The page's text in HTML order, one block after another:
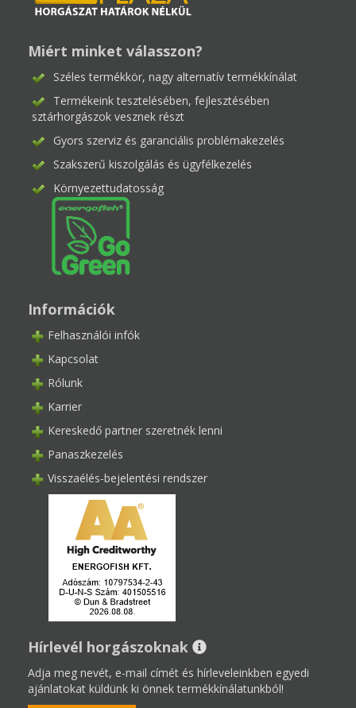
Miért minket válasszon?
Széles termékkör, nagy alternatív termékkínálat
Termékeink tesztelésében, fejlesztésében
sztárhorgászok vesznek részt
Gyors szerviz és garanciális problémakezelés
Szakszerű kiszolgálás és ügyfélkezelés
Környezettudatosság
Információk
Felhasználói infók
Kapcsolat
Rólunk
Karrier
Kereskedő partner szeretnék lenni
Panaszkezelés
Visszaélés-bejelentési rendszer
Hírlevél horgászoknak
Adja meg nevét, e-mail címét és hírleveleinkben egyedi
ajánlatokat küldünk ki önnek termékkínálatunkból!